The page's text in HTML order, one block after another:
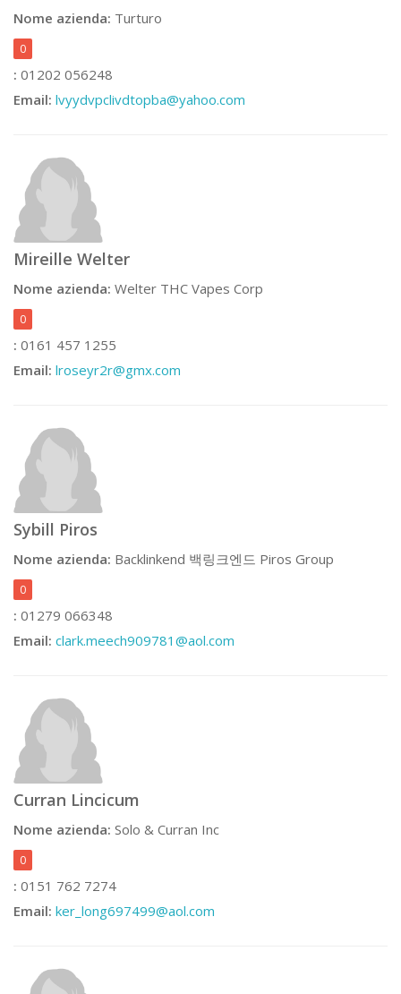
Nome azienda: Turturo
0
: 01202 056248
Email: lvyydvpclivdtopba@yahoo.com
Mireille Welter
Nome azienda: Welter THC Vapes Corp
0
: 0161 457 1255
Email: lroseyr2r@gmx.com
Sybill Piros
Nome azienda: Backlinkend 백링크엔드 Piros Group
0
: 01279 066348
Email: clark.meech909781@aol.com
Curran Lincicum
Nome azienda: Solo & Curran Inc
0
: 0151 762 7274
Email: ker_long697499@aol.com